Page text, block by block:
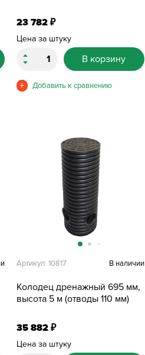
23 782 ₽
Цена за штуку
В корзину
Колодец дренажный 695 мм,
высота 5 м (отводы 110 мм)
Артикул: 10817 В наличии
35 882 ₽
Цена за штуку